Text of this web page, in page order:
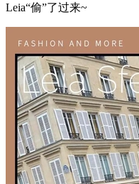
Leia“偷”了过来~